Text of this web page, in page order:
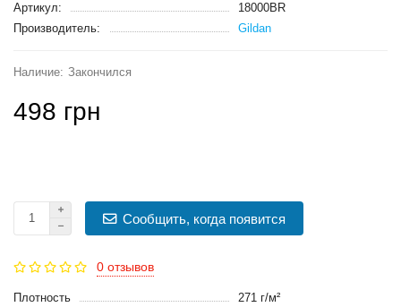
Артикул:
18000BR
Производитель:
Gildan
Закончился
498 грн
Сообщить, когда появится
0 отзывов
Плотность
271 г/м²